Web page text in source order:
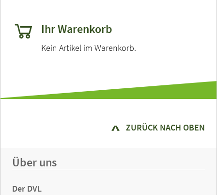
Ihr Warenkorb
Kein Artikel im Warenkorb.
ZURÜCK NACH OBEN
Über uns
Der DVL